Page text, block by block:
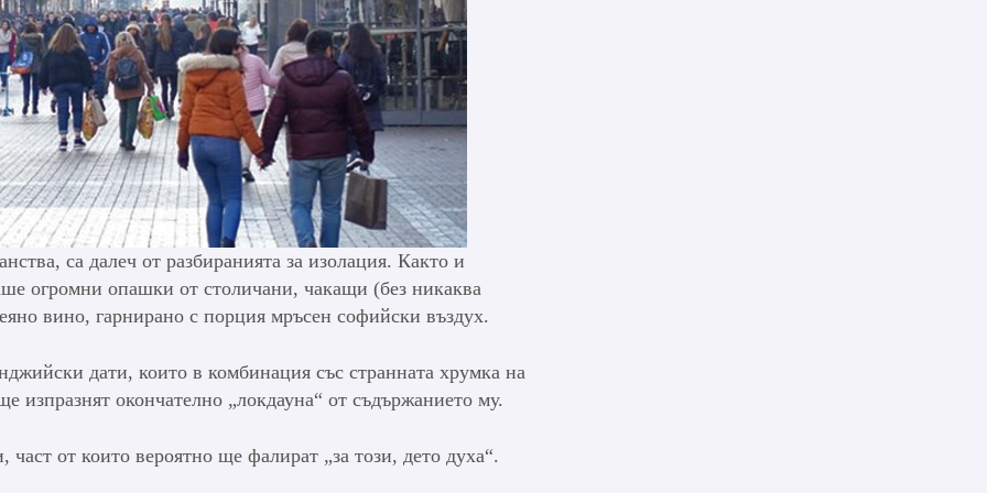
са далеч от разбиранията за изолация. Както и
огромни опашки от столичани, чакащи (без никаква
вино, гарнирано с порция мръсен софийски въздух.
дати, които в комбинация със странната хрумка на
окончателно „локдауна“ от съдържанието му.
част от които вероятно ще фалират „за този, дето духа“.